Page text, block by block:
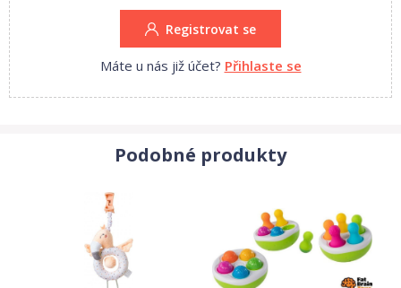
zamiluje!
Díky
jeho
velikosti
a
Registrovat se
Máte u nás již účet? Přihlaste se
Podobné produkty